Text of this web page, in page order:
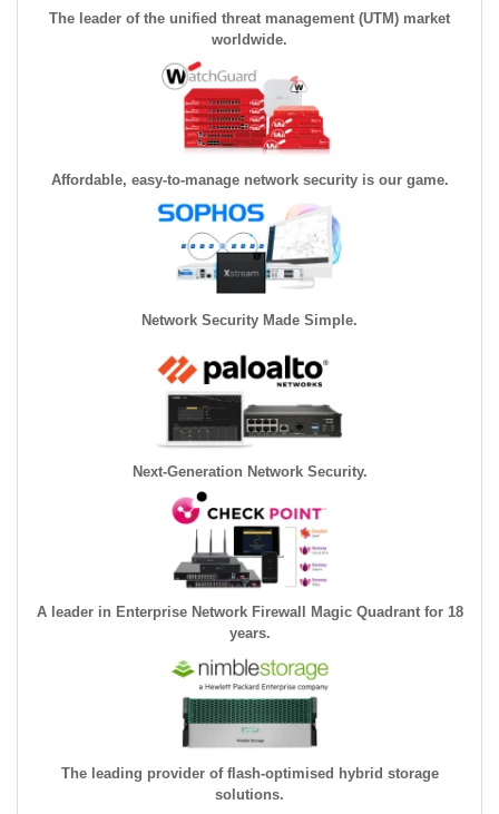
The leader of the unified threat management (UTM) market
worldwide.
Affordable, easy-to-manage network security is our game.
Network Security Made Simple.
Next-Generation Network Security.
A leader in Enterprise Network Firewall Magic Quadrant for 18
years.
The leading provider of flash-optimised hybrid storage
solutions.